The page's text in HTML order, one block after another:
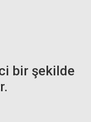
bir şekilde